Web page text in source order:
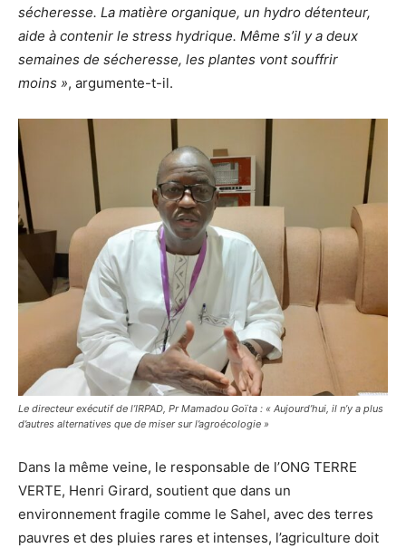
sécheresse. La matière organique, un hydro détenteur,
aide à contenir le stress hydrique. Même s’il y a deux
semaines de sécheresse, les plantes vont souffrir
moins », argumente-t-il.
Le directeur exécutif de l’IRPAD, Pr Mamadou Goïta : « Aujourd’hui, il n’y a plus
d’autres alternatives que de miser sur l’agroécologie »
Dans la même veine, le responsable de l’ONG TERRE
VERTE, Henri Girard, soutient que dans un
environnement fragile comme le Sahel, avec des terres
pauvres et des pluies rares et intenses, l’agriculture doit